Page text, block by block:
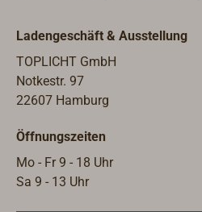
Ladengeschäft & Ausstellung
TOPLICHT GmbH
Notkestr. 97
22607 Hamburg
Öffnungszeiten
Mo - Fr 9 - 18 Uhr
Sa 9 - 13 Uhr